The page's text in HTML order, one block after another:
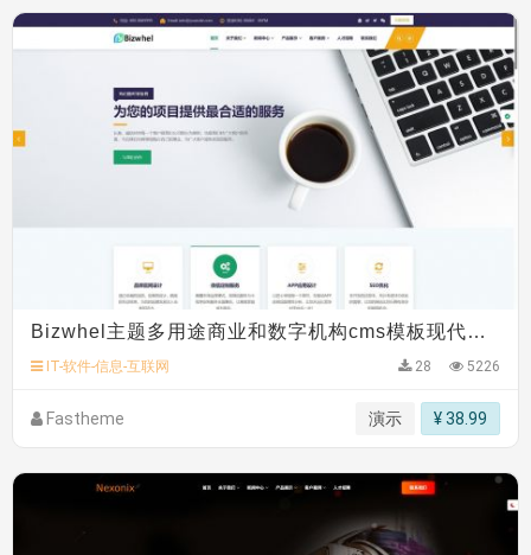
IT-软件-信息-互联网 28 5226
Fastheme 演示 ¥ 38.99